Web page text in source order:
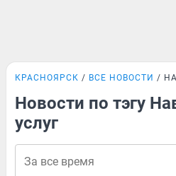
КРАСНОЯРСК ВСЕ НОВОСТИ
Новости по тэгу
услуг